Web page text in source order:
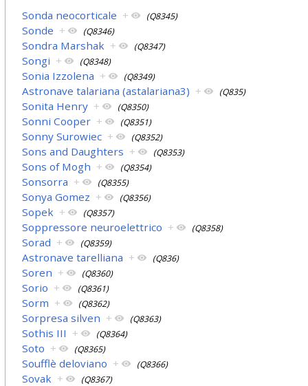
Sonda neocorticale + (Q8345)
Sonde + (Q8346)
Sondra Marshak + (Q8347)
Songi + (Q8348)
Sonia Izzolena + (Q8349)
Astronave talariana (astalariana3) + (Q835)
Sonita Henry + (Q8350)
Sonni Cooper + (Q8351)
Sonny Surowiec + (Q8352)
Sons and Daughters + (Q8353)
Sons of Mogh + (Q8354)
Sonsorra + (Q8355)
Sonya Gomez + (Q8356)
Sopek + (Q8357)
Soppressore neuroelettrico + (Q8358)
Sorad + (Q8359)
Astronave tarelliana + (Q836)
Soren + (Q8360)
Sorio + (Q8361)
Sorm + (Q8362)
Sorpresa silven + (Q8363)
Sothis III + (Q8364)
Soto + (Q8365)
Soufflè deloviano + (Q8366)
Sovak + (Q8367)